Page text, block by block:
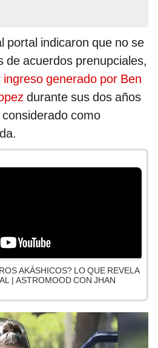
portal indicaron que no se
de acuerdos prenupciales,
generado por Ben
durante sus dos años
como
AKÁSHICOS? LO QUE REVELA
| ASTROMOOD CON JHAN